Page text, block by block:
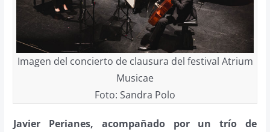
Imagen del concierto de clausura del festival Atrium
Musicae
Foto: Sandra Polo
Javier Perianes, acompañado por un trío de